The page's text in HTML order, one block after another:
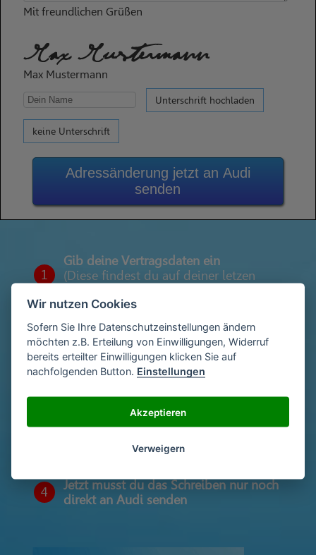
Mit freundlichen Grüßen
Max Mustermann
Max Mustermann
Unterschrift hochladen
keine Unterschrift
Adressänderung jetzt an Audi
senden
1
Gib deine Vertragsdaten ein
(Diese findest du auf deiner letzen
2
Gib deinen Namen und deine Adresse
ein
Unterschriebe das Schreiben mit deinem
Namen oder lade eine Unterschrift hoch
4
Jetzt musst du das Schreiben nur noch
direkt an Audi senden
Wir nutzen Cookies
Sofern Sie Ihre Datenschutzeinstellungen ändern
möchten z.B. Erteilung von Einwilligungen, Widerruf
bereits erteilter Einwilligungen klicken Sie auf
nachfolgenden Button. Einstellungen
Akzeptieren
Verweigern